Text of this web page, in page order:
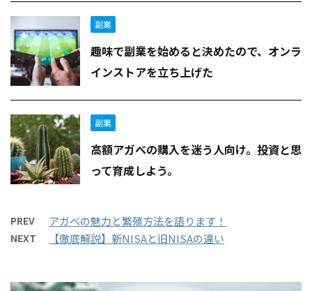
副業
趣味で副業を始めると決めたので、オンラ
インストアを立ち上げた
副業
高額アガベの購入を迷う人向け。投資と思
って育成しよう。
PREV アガベの魅力と繁殖方法を語ります！
NEXT 【徹底解説】新NISAと旧NISAの違い